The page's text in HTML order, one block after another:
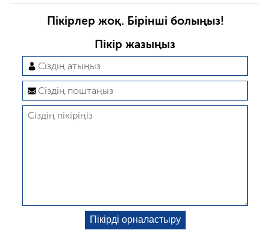
Пікірлер жоқ. Бірінші болыңыз!
Пікір жазыңыз